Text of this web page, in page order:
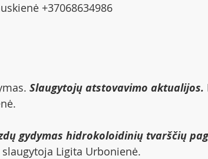
+37068634986
Slaugytojų atstovavimo aktualijos.
gydymas hidrokoloidinių tvarščių
Ligita Urbonienė.